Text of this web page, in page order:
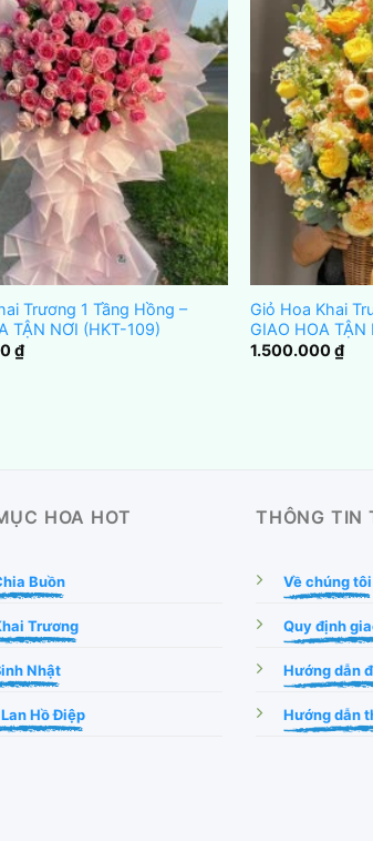
Trương 1 Tầng Hồng –
TẬN NƠI (HKT-109)
₫
Giỏ Hoa Khai
GIAO HOA
1.500.000₫
HOA HOT
Buồn
Trương
Nhật
Hồ Điệp
THÔNG TIN
Về chúng tôi
Quy định
Hướng dẫn
Hướng dẫn